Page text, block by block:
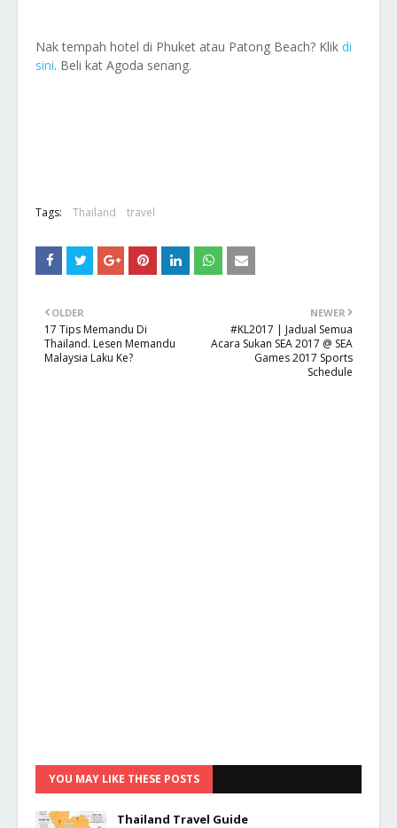
Nak tempah hotel di Phuket atau Patong Beach? Klik di
sini. Beli kat Agoda senang.
Tags: Thailand travel
NEWER
#KL2017 | Jadual Semua
Acara Sukan SEA 2017 @ SEA
Games 2017 Sports
Schedule
OLDER
17 Tips Memandu Di
Thailand. Lesen Memandu
Malaysia Laku Ke?
YOU MAY LIKE THESE POSTS
Thailand Travel Guide